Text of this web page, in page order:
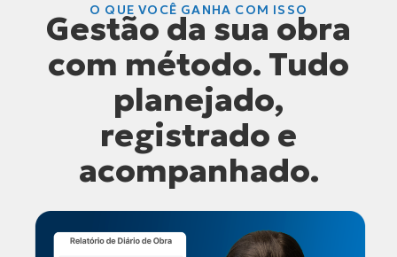
O QUE VOCÊ GANHA COM ISSO
Gestão da sua obra
com método. Tudo
planejado,
registrado e
acompanhado.